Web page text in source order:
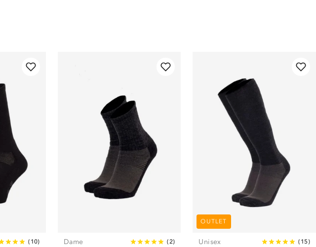
( 10) Dame ( 2)
OUTLET
Unisex ( 15)